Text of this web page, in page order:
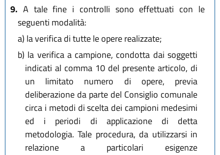
9. A tale fine i controlli sono effettuati con le
seguenti modalità:
a) la verifica di tutte le opere realizzate;
b) la verifica a campione, condotta dai soggetti
indicati al comma 10 del presente articolo, di
un limitato numero di opere, previa
deliberazione da parte del Consiglio comunale
circa i metodi di scelta dei campioni medesimi
ed i periodi di applicazione di detta
metodologia. Tale procedura, da utilizzarsi in
relazione a particolari esigenze